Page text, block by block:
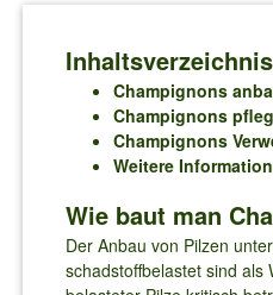
Inhaltsverzeichnis
Champignons
Champignons
Champignons
Weitere
Wie baut man
Der Anbau von Pilzen
schadstoffbelastet sind als